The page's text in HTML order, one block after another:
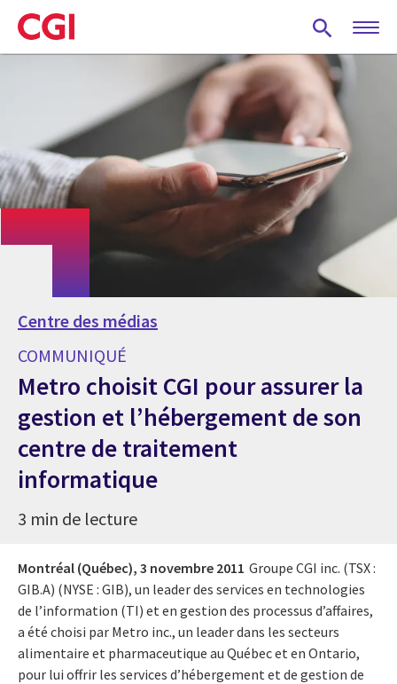
Skip
to
main
Centre des médias
COMMUNIQUÉ
Metro choisit CGI pour assurer la
gestion et l’hébergement de son
centre de traitement
informatique
3 min de lecture
Montréal (Québec), 3 novembre 2011 Groupe CGI inc. (TSX :
GIB.A) (NYSE : GIB), un leader des services en technologies
de l’information (TI) et en gestion des processus d’affaires,
a été choisi par Metro inc., un leader dans les secteurs
alimentaire et pharmaceutique au Québec et en Ontario,
pour lui offrir les services d’hébergement et de gestion de